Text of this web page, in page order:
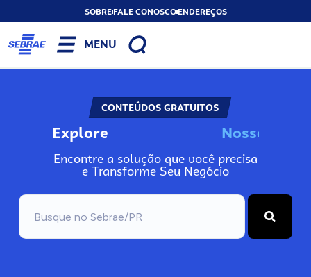
SOBREFALE CONOSCOENDEREÇOS
MENU
CONTEÚDOS GRATUITOS
Explore No
Encontre a solução que você precisa
e Transforme Seu Negócio